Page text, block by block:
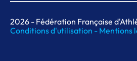
2026 - Fédération Française
Conditions d'utilisation - Mentions